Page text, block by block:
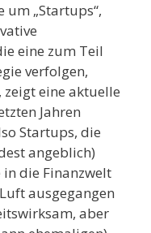
„Startups“,
eine zum Teil
verfolgen,
eine aktuelle
Jahren
Startups, die
angeblich)
die Finanzwelt
ausgegangen
aber